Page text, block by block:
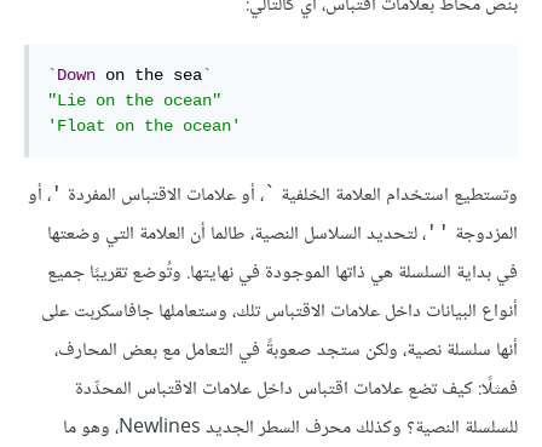
`Down on the sea`
"Lie on the ocean"
'Float on the ocean'
وتستطيع استخدام العلامة الخلفية ، أو علامات الاقتباس المفردة ' ، أو
المزدوجة '' ، لتحديد السلاسل النصية، طالما أن العلامة التي وضعتها
في بداية السلسلة هي ذاتها الموجودة في نهايتها. وتُوضع تقريبًا جميع
أنواع البيانات داخل علامات الاقتباس تلك، وستعاملها جافاسكربت على
أنها سلسلة نصية، ولكن ستجد صعوبةً في التعامل مع بعض المحارف،
فمثلًا: كيف تضع علامات اقتباس داخل علامات الاقتباس المحدِّدة
للسلسلة النصية؟ وكذلك محرف السطر الجديد Newlines، وهو ما